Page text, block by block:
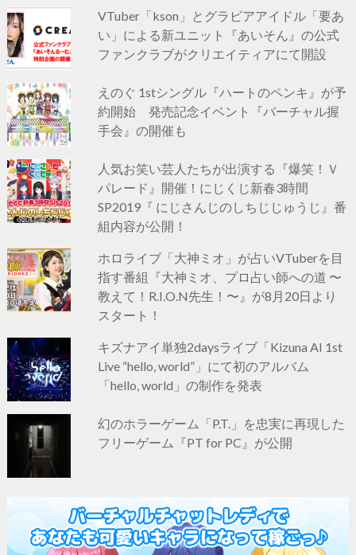
VTuber「kson」とグラビアアイドル「要あ
い」による新ユニット『あいそん』の公式
ファンクラブがクリエイティアにて開設
えのぐ 1stシングル『ハートのペンキ』が予
約開始 発売記念イベント『バーチャル握
手会』の開催も
人気お笑い芸人たちが出演する『爆笑！Ｖ
パレード』開催！にじくじ新春3時間
SP2019『 にじさんじのしちじじゅうじ』番
組内容が公開！
ホロライブ「大神ミオ」が占いVTuberを目
指す番組『大神ミオ、プロ占い師への道 〜
教えて！R.I.O.N先生！〜』が8月20日より
スタート！
キズナアイ単独2daysライブ「Kizuna AI 1st
Live “hello, world”」にて初のアルバム
「hello, world」の制作を発表
幻のホラーゲーム「P.T.」を忠実に再現した
フリーゲーム『PT for PC』が公開